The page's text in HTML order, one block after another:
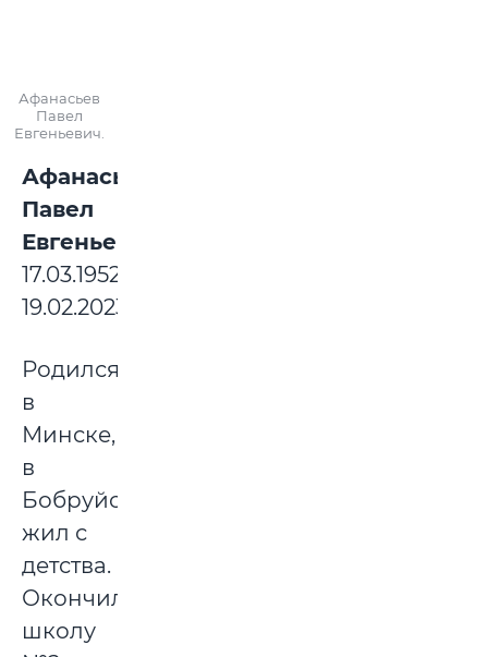
Афанасьев
Павел
Евгеньевич.
Афанасьев
Павел
Евгеньевич:
17.03.1952-
19.02.2023
Родился
в
Минске,
в
Бобруйске
жил с
детства.
Окончил
школу